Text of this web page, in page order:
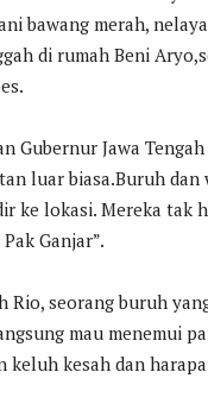
bawang merah,
di rumah Beni
Gubernur Jawa
luar biasa.Buruh dan
ke lokasi. Mereka tak
Ganjar”.
Rio, seorang buruh
mau menemui
keluh kesah dan